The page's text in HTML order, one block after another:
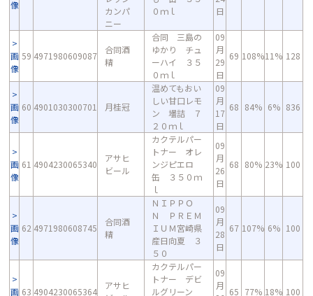
像
カンパ
ニー
０ｍｌ
日
画
像
59 4971980609087
合同酒
精
合同 三島の
ゆかり チュ
ーハイ ３５
０ｍｌ
09
月
29
日
69 108%11% 128
画
像
60 4901030300701 月桂冠
温めてもおい
しい甘口レモ
ン 壜詰 ７
２０ｍｌ
09
月
17
日
68 84% 6% 836
画
像
61 4904230065340
アサヒ
ビール
カクテルパー
トナー オレ
ンジピエロ
缶 ３５０ｍ
ｌ
09
月
26
日
68 80% 23% 100
画
像
62 4971980608745
合同酒
精
ＮＩＰＰＯ
Ｎ ＰＲＥＭ
ＩＵＭ宮崎県
産日向夏 ３
５０
09
月
28
日
67 107% 6% 100
画 63 4904230065364
アサヒ
カクテルパー
トナー デビ
ルグリーン
09
月
65 77% 18% 100